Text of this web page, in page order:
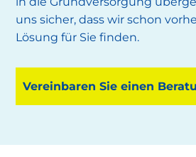
uns sicher, dass wir schon
Lösung für Sie finden.
Vereinbaren Sie einen